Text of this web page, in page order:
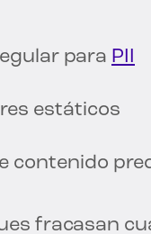
para PII
estáticos
contenido
fracasan